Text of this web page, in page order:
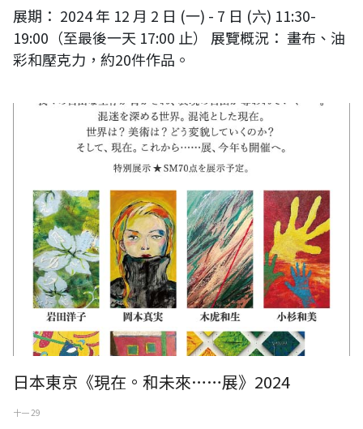
展期： 2024 年 12 月 2 日 (一) - 7 日 (六) 11:30-
19:00（至最後一天 17:00 止） 展覽概況： 畫布、油
彩和壓克力，約20件作品。
《現在。和未來……展》2024
日本東京《現在。和未來……展》2024
十一 29